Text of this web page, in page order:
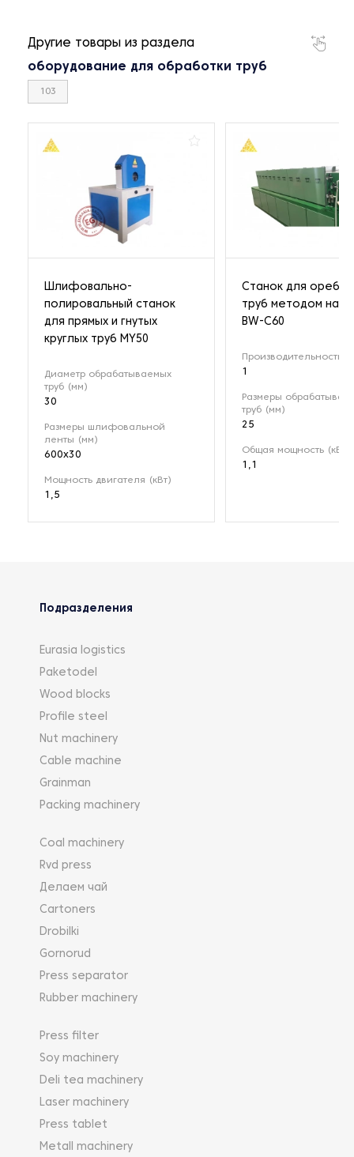
Другие товары из раздела
оборудование для обработки труб
103
Шлифовально-
полировальный станок
для прямых и гнутых
круглых труб MY50
Диаметр обрабатываемых
труб (мм)
30
Размеры шлифовальной
ленты (мм)
600x30
Мощность двигателя (кВт)
1,5
Станок для
труб методом
BW-C60
Производительность
1
Размеры
труб (мм)
25
Общая мощность (кВт)
1,1
Подразделения
Eurasia logistics
Paketodel
Wood blocks
Profile steel
Nut machinery
Cable machine
Grainman
Packing machinery
Coal machinery
Rvd press
Делаем чай
Cartoners
Drobilki
Gornorud
Press separator
Rubber machinery
Press filter
Soy machinery
Deli tea machinery
Laser machinery
Press tablet
Metall machinery